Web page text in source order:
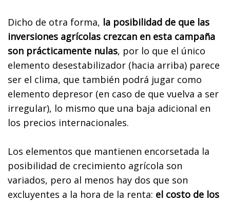
Dicho de otra forma, la posibilidad de que las
inversiones agrícolas crezcan en esta campaña
son prácticamente nulas, por lo que el único
elemento desestabilizador (hacia arriba) parece
ser el clima, que también podrá jugar como
elemento depresor (en caso de que vuelva a ser
irregular), lo mismo que una baja adicional en
los precios internacionales.
Los elementos que mantienen encorsetada la
posibilidad de crecimiento agrícola son
variados, pero al menos hay dos que son
excluyentes a la hora de la renta: el costo de los